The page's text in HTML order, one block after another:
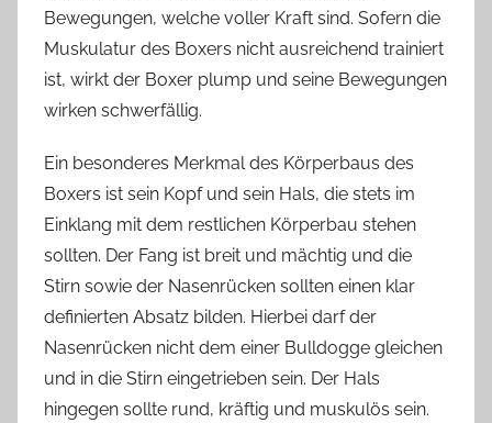
Bewegungen, welche voller Kraft sind. Sofern die
Muskulatur des Boxers nicht ausreichend trainiert
ist, wirkt der Boxer plump und seine Bewegungen
wirken schwerfällig.
Ein besonderes Merkmal des Körperbaus des
Boxers ist sein Kopf und sein Hals, die stets im
Einklang mit dem restlichen Körperbau stehen
sollten. Der Fang ist breit und mächtig und die
Stirn sowie der Nasenrücken sollten einen klar
definierten Absatz bilden. Hierbei darf der
Nasenrücken nicht dem einer Bulldogge gleichen
und in die Stirn eingetrieben sein. Der Hals
hingegen sollte rund, kräftig und muskulös sein.